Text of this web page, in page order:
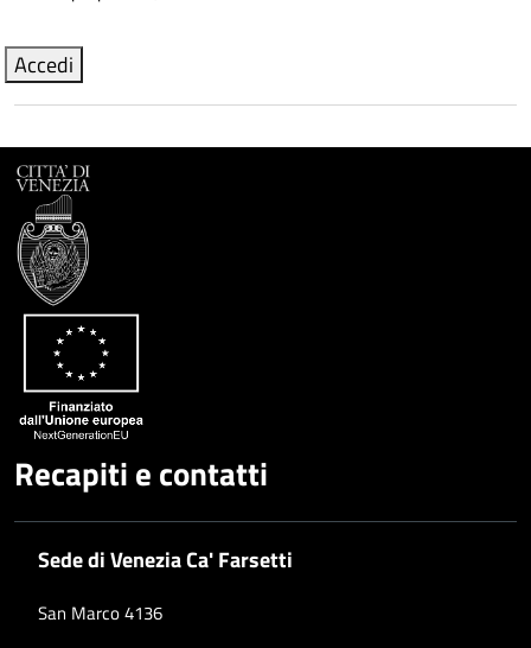
Recapiti e contatti
Sede di Venezia Ca' Farsetti
San Marco 4136